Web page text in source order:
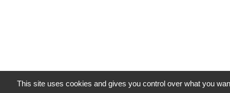
This site uses cookies and gives you control over what you